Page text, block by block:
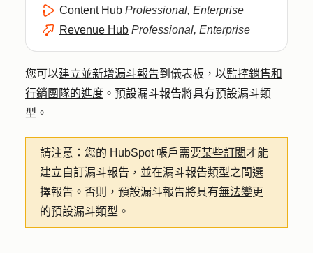
Content Hub Professional, Enterprise
Revenue Hub Professional, Enterprise
您可以建立並新增漏斗報告到儀表板，以監控銷售和
行銷團隊的進度 。預設漏斗報告將具有預設漏斗類
型。
請注意： 您的 HubSpot 帳戶需要某些訂閱才能
建立自訂漏斗報告，並在漏斗報告類型之間選
擇報告。否則，預設漏斗報告將具有無法變更
的預設漏斗類型。